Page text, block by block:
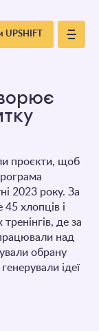
UPSHIFT
проєкти, щоб
2023 року. За
хлопців і
де за
над
обрану
ідеї